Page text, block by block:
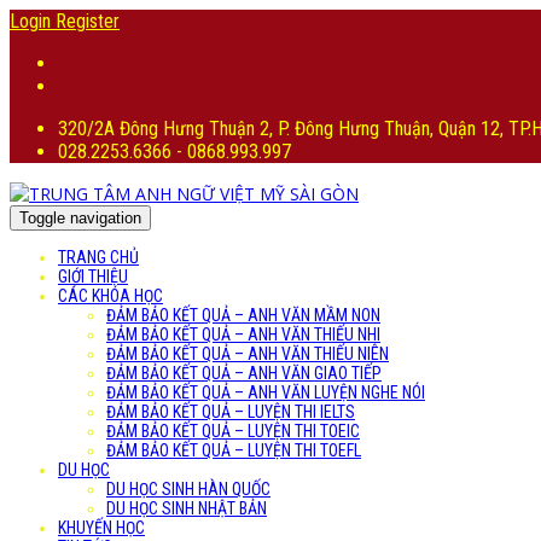
Login Register
320/2A Đông Hưng Thuận 2, P. Đông Hưng Thuận, Quận 12,
028.2253.6366 - 0868.993.997
Toggle navigation
TRANG CHỦ
GIỚI THIỆU
CÁC KHÓA HỌC
ĐẢM BẢO KẾT QUẢ – ANH VĂN MẦM NON
ĐẢM BẢO KẾT QUẢ – ANH VĂN THIẾU NHI
ĐẢM BẢO KẾT QUẢ – ANH VĂN THIẾU NIÊN
ĐẢM BẢO KẾT QUẢ – ANH VĂN GIAO TIẾP
ĐẢM BẢO KẾT QUẢ – ANH VĂN LUYỆN NGHE NÓI
ĐẢM BẢO KẾT QUẢ – LUYỆN THI IELTS
ĐẢM BẢO KẾT QUẢ – LUYỆN THI TOEIC
ĐẢM BẢO KẾT QUẢ – LUYỆN THI TOEFL
DU HỌC
DU HỌC SINH HÀN QUỐC
DU HỌC SINH NHẬT BẢN
KHUYẾN HỌC